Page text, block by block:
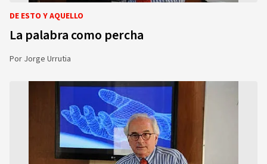
DE ESTO Y AQUELLO
La palabra como percha
Por Jorge Urrutia